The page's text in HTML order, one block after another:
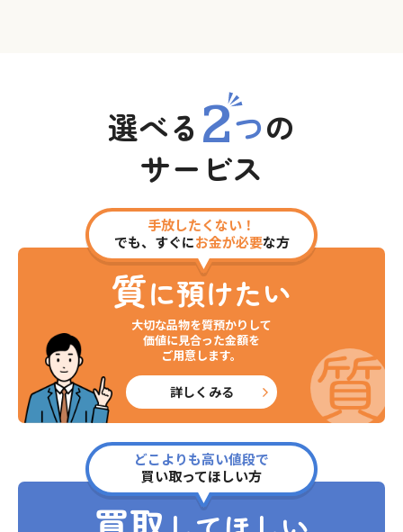
選べる 2つの
サービス
手放したくない！
でも、すぐにお金が必要な方
質に預けたい
大切な品物を質預かりして
価値に見合った金額を
ご用意します。
詳しくみる
どこよりも高い値段で
買い取ってほしい方